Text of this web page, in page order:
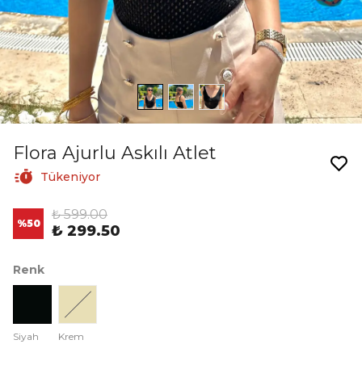
Flora Ajurlu Askılı Atlet
Tükeniyor
%50
₺ 599.00
₺ 299.50
Renk
Siyah Krem